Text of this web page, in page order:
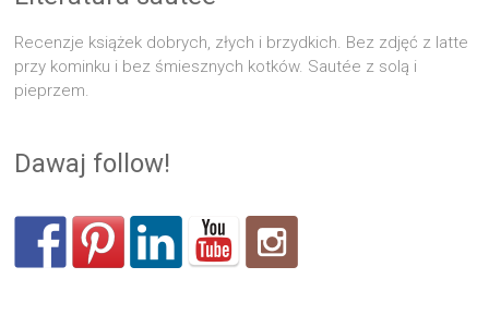
Recenzje książek dobrych, złych i brzydkich. Bez zdjęć z latte
przy kominku i bez śmiesznych kotków. Sautée z solą i
pieprzem.
Dawaj follow!